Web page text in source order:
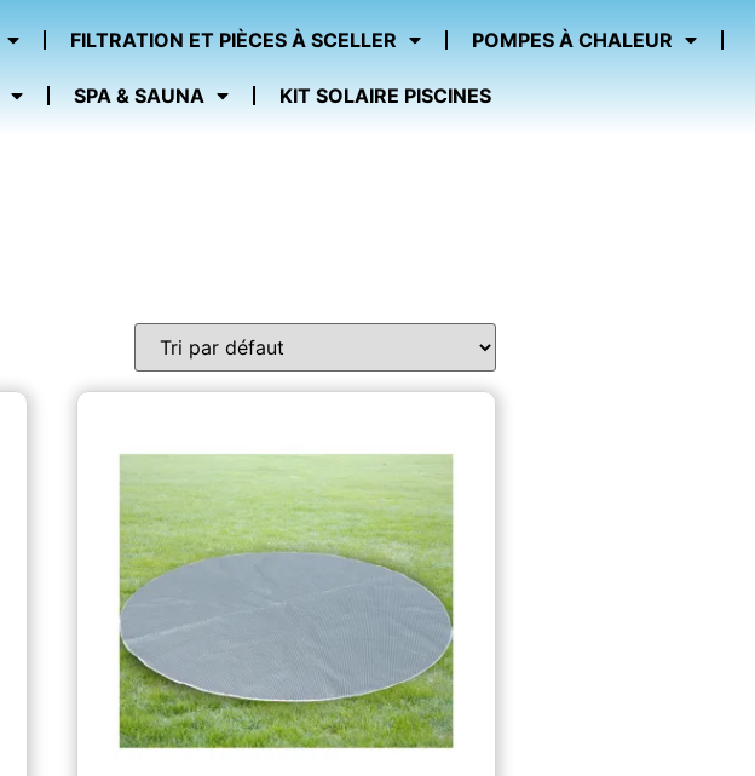
FILTRATION ET PIÈCES À SCELLER POMPES À CHALEUR
SPA & SAUNA KIT SOLAIRE PISCINES